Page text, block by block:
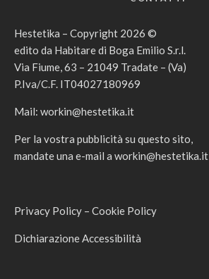
Hestetika – Copyright 2026 ©
edito da Habitare di Boga Emilio S.r.l.
Via Fiume, 63 – 21049 Tradate – (Va)
P.Iva/C.F. IT04027180969
Mail: workin@hestetika.it
Per la vostra pubblicità su questo sito,
mandate una e-mail a workin@hestetika.it
Privacy Policy – Cookie Policy
Dichiarazione Accessibilità